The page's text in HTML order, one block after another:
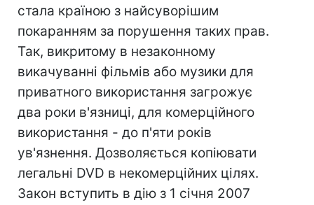
стала країною з найсуворішим
покаранням за порушення таких прав.
Так, викритому в незаконному
викачуванні фільмів або музики для
приватного використання загрожує
два роки в'язниці, для комерційного
використання - до п'яти років
ув'язнення. Дозволяється копіювати
легальні DVD в некомерційних цілях.
Закон вступить в дію з 1 січня 2007